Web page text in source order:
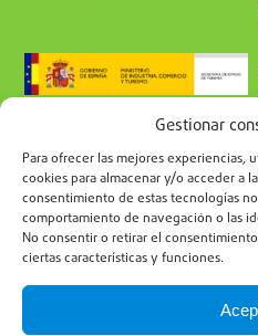
Gestionar
Para ofrecer las mejores experiencias,
cookies para almacenar y/o acceder a
consentimiento de estas tecnologías
comportamiento de navegación o las
No consentir o retirar el
ciertas características y funciones.
Síguenos en redes:
Suscríbete a nuestro boletín